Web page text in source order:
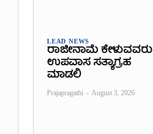
LEAD NEWS
ರಾಜೀನಾಮೆ ಕೇಳುವವರು
ಉಪವಾಸ ಸತ್ಯಾಗ್ರಹ
ಮಾಡಲಿ
Prajapragathi - August 3, 2026